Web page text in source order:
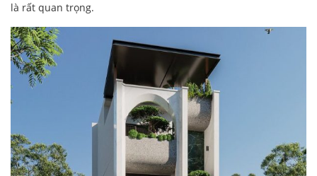
là rất quan trọng.